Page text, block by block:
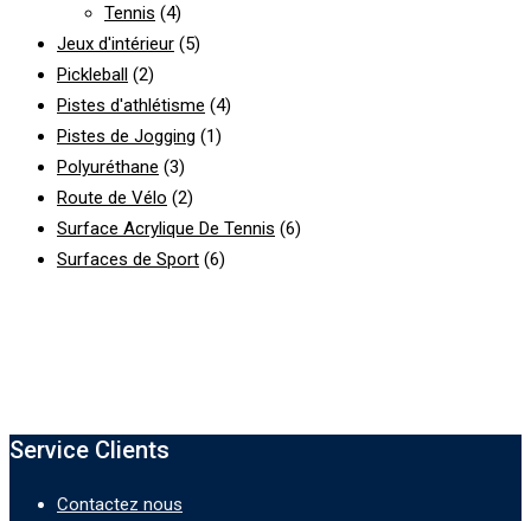
Tennis (4)
Jeux d'intérieur (5)
Pickleball (2)
Pistes d'athlétisme (4)
Pistes de Jogging (1)
Polyuréthane (3)
Route de Vélo (2)
Surface Acrylique De Tennis (6)
Surfaces de Sport (6)
Service Clients
Contactez nous